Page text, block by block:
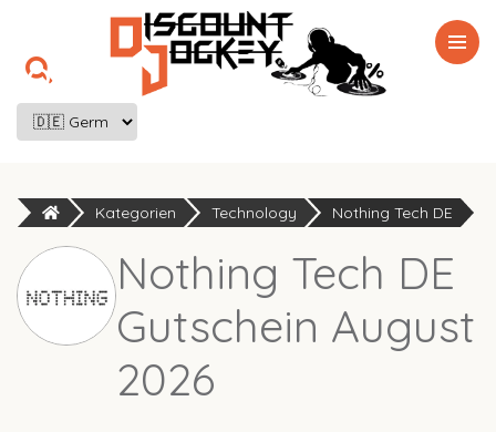

Kategorien Technology Nothing Tech DE
Nothing Tech DE
Gutschein August
2026